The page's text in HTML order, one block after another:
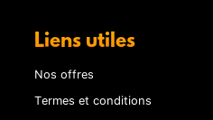
Liens utiles
Nos offres
Termes et conditions